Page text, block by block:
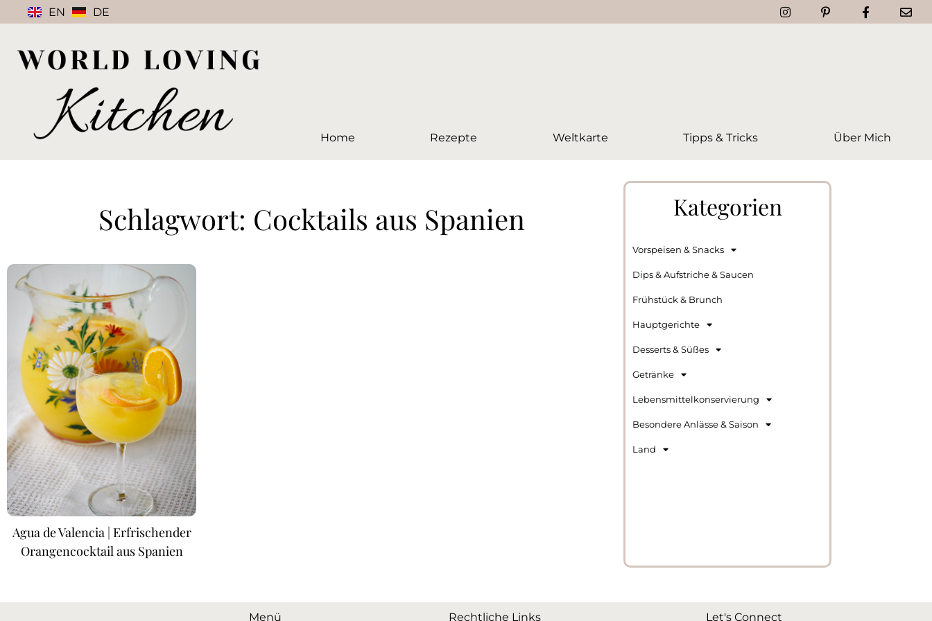
EN DE
Home Rezepte Weltkarte Tipps & Tricks Über Mich
Schlagwort: Cocktails aus Spanien
Agua de Valencia | Erfrischender
Orangencocktail aus Spanien
Kategorien
Vorspeisen & Snacks
Dips & Aufstriche & Saucen
Frühstück & Brunch
Hauptgerichte
Desserts & Süßes
Getränke
Lebensmittelkonservierung
Besondere Anlässe & Saison
Land
Menü Rechtliche Links Let's Connect